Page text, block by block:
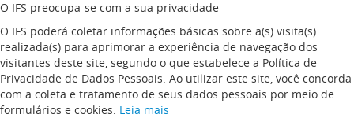
O IFS preocupa-se com a sua privacidade
O IFS poderá coletar informações básicas sobre a(s) visita(s)
realizada(s) para aprimorar a experiência de navegação dos
visitantes deste site, segundo o que estabelece a Política de
Privacidade de Dados Pessoais. Ao utilizar este site, você concorda
com a coleta e tratamento de seus dados pessoais por meio de
formulários e cookies. Leia mais